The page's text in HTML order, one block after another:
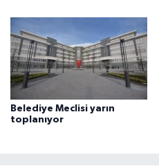
Belediye Meclisi yarın
toplanıyor